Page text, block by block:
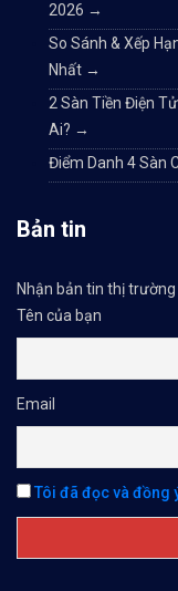
2026 →
So Sánh & Xếp
Nhất →
2 Sàn Tiền Điện
Ai? →
Điểm Danh 4 Sàn
Bản tin
Nhận bản tin thị trường
Tên của bạn
Email
Tôi đã đọc và đồng